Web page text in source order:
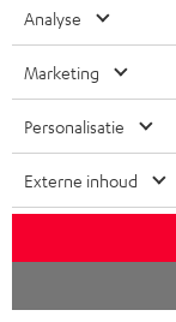
b
r
e
f
SMART HOME
BLUETOOTH
KOPTELEFOONS
BLUETOOTH
B2B
TEUFEL VOORDELEN
OOSTENRIJK
ZWITSERLAND
BELGIË
Analyse
Marketing
Personalisatie
Externe inhoud